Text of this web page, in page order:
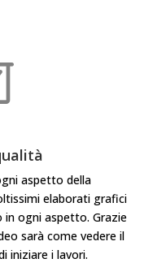
aspetto della
elaborati grafici
ogni aspetto. Grazie
sarà come vedere il
iniziare i lavori.